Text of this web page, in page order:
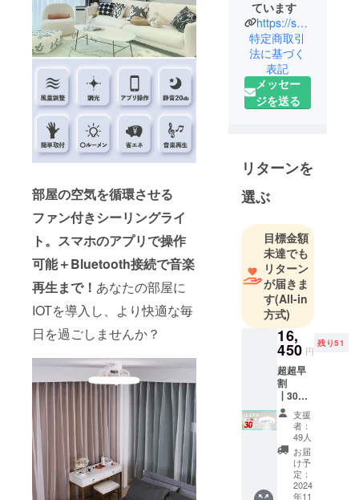
部屋の空気を循環させる
ファン付きシーリングライ
ト。スマホのアプリで操作
可能＋Bluetooth接続で音楽
再生まで！ あなたの部屋に
IOTを導入し、より快適な毎
日を過ごしませんか？
ています
https://space-glamping-hotel.jp/
特定商取引
法に基づく
表記
メッセー
ジを送る
リターンを
選ぶ
目標金額
未達でも
リターン
が届きま
す(All-in
方式)
16,
450 円
残り51
超超早
割
┃30％
OFF
SoundF
Light×1
定価
￥23,50
0→30％
支援
者：
49人
お届
け予
定：
2024
年11